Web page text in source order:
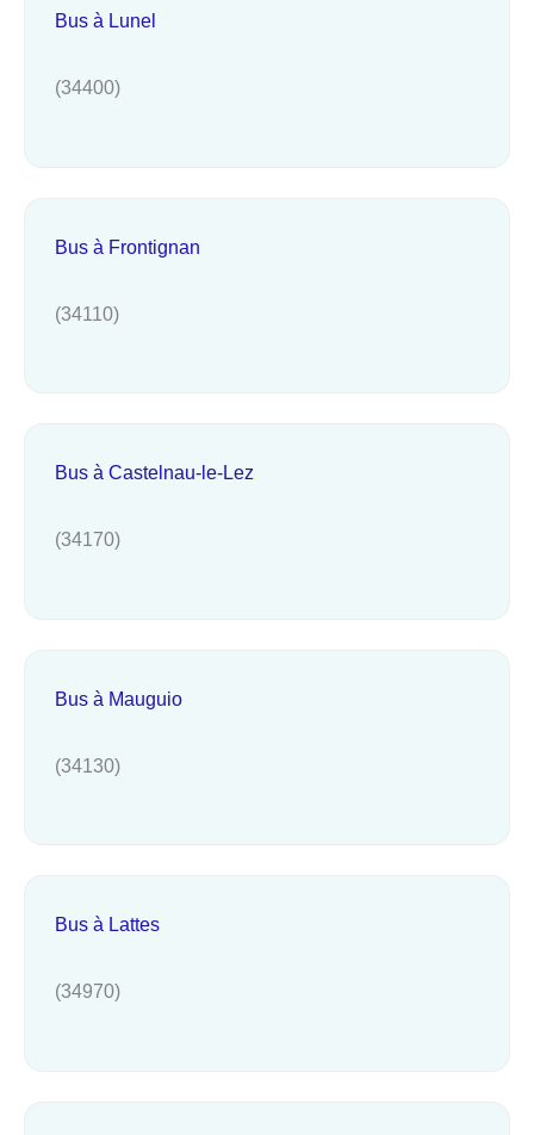
Bus à Lunel
(34400)
Bus à Frontignan
(34110)
Bus à Castelnau-le-Lez
(34170)
Bus à Mauguio
(34130)
Bus à Lattes
(34970)